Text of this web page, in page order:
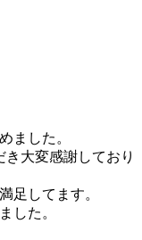
ました。
大変感謝しており
足してます。
した。